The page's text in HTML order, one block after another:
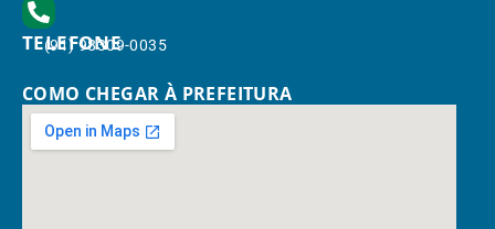
TELEFONE
(91) 98309-0035
COMO CHEGAR À PREFEITURA